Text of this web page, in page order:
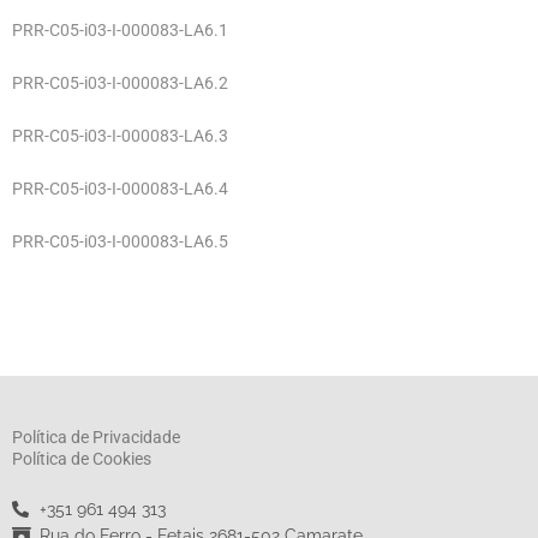
PRR-C05-i03-I-000083-LA6.1
PRR-C05-i03-I-000083-LA6.2
PRR-C05-i03-I-000083-LA6.3
PRR-C05-i03-I-000083-LA6.4
PRR-C05-i03-I-000083-LA6.5
Política de Privacidade
Política de Cookies
+351 961 494 313